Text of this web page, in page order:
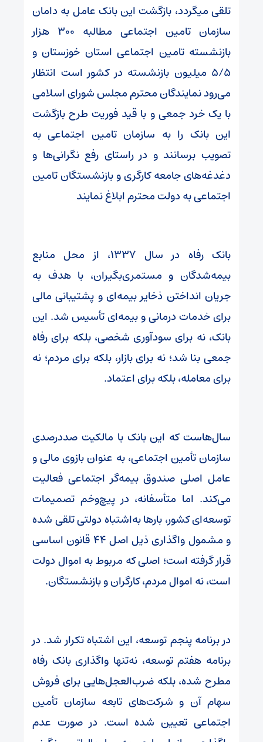
تلقی میگردد، بازگشت این بانک عامل به دامان
سازمان تامین اجتماعی مطالبه ۳۰۰ هزار
بازنشسته تامین اجتماعی استان خوزستان و
۵/۵ میلیون بازنشسته در کشور است انتظار
می‌رود نمایندگان محترم مجلس شورای اسلامی
با یک خرد جمعی و با قید فوریت طرح بازگشت
این بانک را به سازمان تامین اجتماعی به
تصویب برسانند و در راستای رفع نگرانی‌ها و
دغدغه‌های جامعه کارگری و بازنشستگان تامین
اجتماعی به دولت محترم ابلاغ نمایند
بانک رفاه در سال ۱۳۳۷، از محل منابع
بیمه‌شدگان و مستمری‌بگیران، با هدف به
جریان انداختن ذخایر بیمه‌ای و پشتیبانی مالی
برای خدمات درمانی و بیمه‌ای تأسیس شد. این
بانک، نه برای سودآوری شخصی، بلکه برای رفاه
جمعی بنا شد؛ نه برای بازار، بلکه برای مردم؛ نه
برای معامله، بلکه برای اعتماد.
سال‌هاست که این بانک با مالکیت صددرصدی
سازمان تأمین اجتماعی، به عنوان بازوی مالی و
عامل اصلی صندوق بیمه‌گر اجتماعی فعالیت
می‌کند. اما متأسفانه، در پیچ‌وخم تصمیمات
توسعه‌ای کشور، بارها به‌اشتباه دولتی تلقی شده
و مشمول واگذاری ذیل اصل ۴۴ قانون اساسی
قرار گرفته است؛ اصلی که مربوط به اموال دولت
است، نه اموال مردم، کارگران و بازنشستگان.
در برنامه پنجم توسعه، این اشتباه تکرار شد. در
برنامه هفتم توسعه، نه‌تنها واگذاری بانک رفاه
مطرح شده، بلکه ضرب‌العجل‌هایی برای فروش
سهام آن و شرکت‌های تابعه سازمان تأمین
اجتماعی تعیین شده است. در صورت عدم